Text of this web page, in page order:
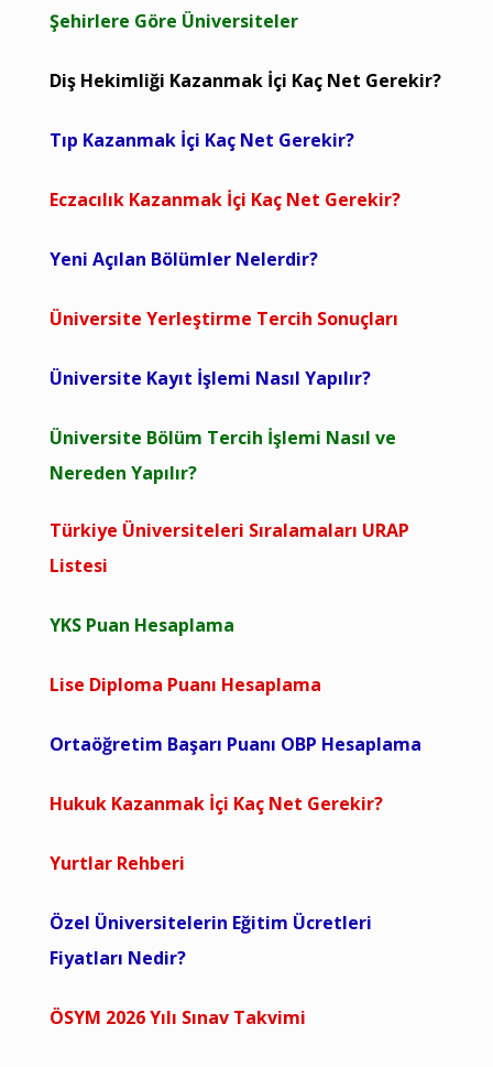
Şehirlere Göre Üniversiteler
Diş Hekimliği Kazanmak İçi Kaç Net Gerekir?
Tıp Kazanmak İçi Kaç Net Gerekir?
Eczacılık Kazanmak İçi Kaç Net Gerekir?
Yeni Açılan Bölümler Nelerdir?
Üniversite Yerleştirme Tercih Sonuçları
Üniversite Kayıt İşlemi Nasıl Yapılır?
Üniversite Bölüm Tercih İşlemi Nasıl ve
Nereden Yapılır?
Türkiye Üniversiteleri Sıralamaları URAP
Listesi
YKS Puan Hesaplama
Lise Diploma Puanı Hesaplama
Ortaöğretim Başarı Puanı OBP Hesaplama
Hukuk Kazanmak İçi Kaç Net Gerekir?
Yurtlar Rehberi
Özel Üniversitelerin Eğitim Ücretleri
Fiyatları Nedir?
ÖSYM 2026 Yılı Sınav Takvimi